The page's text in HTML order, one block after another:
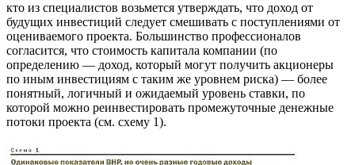
кто из специалистов возьмется утверждать, что доход от
будущих инвестиций следует смешивать с поступлениями от
оцениваемого проекта. Большинство профессионалов
согласится, что стоимость капитала компании (по
определению — доход, который могут получить акционеры
по иным инвестициям с таким же уровнем риска) — более
понятный, логичный и ожидаемый уровень ставки, по
которой можно реинвестировать промежуточные денежные
потоки проекта (см. схему 1).